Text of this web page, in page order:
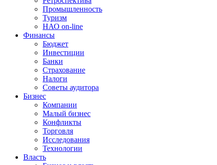
Промышленность
Туризм
НАО on-line
Финансы
Бюджет
Инвестиции
Банки
Страхование
Налоги
Советы аудитора
Бизнес
Компании
Малый бизнес
Конфликты
Торговля
Исследования
Технологии
Власть